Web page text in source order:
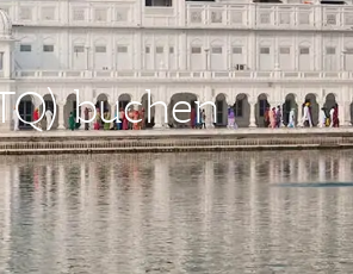
buchen